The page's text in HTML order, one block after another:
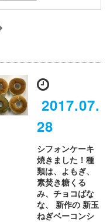
2017.07.
28
シフォンケーキ
焼きました！種
類は、よもぎ、
素焚き糖くる
み、チョコばな
な、 新作の 新玉
ねぎベーコンシ